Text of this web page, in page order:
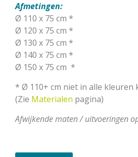
Afmetingen:
Ø 110 x 75 cm *
Ø 120 x 75 cm *
Ø 130 x 75 cm *
Ø 140 x 75 cm *
Ø 150 x 75 cm *
* Ø 110+ cm niet in alle kleuren
(Zie Materialen pagina)
Afwijkende maten / uitvoeringen